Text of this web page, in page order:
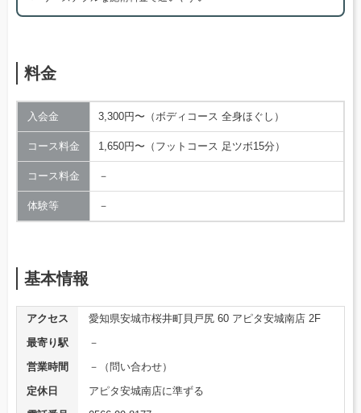
料金
入会金 3,300円〜（ボディコース 全身ほぐし）
コース料金 1,650円〜（フットコース 足ツボ15分）
コース料金 －
体験等 －
基本情報
アクセス
愛知県安城市桜井町貝戸尻 60 アピタ安城南店 2F
最寄り駅
－
営業時間
－（問い合わせ）
定休日
アピタ安城南店に準ずる